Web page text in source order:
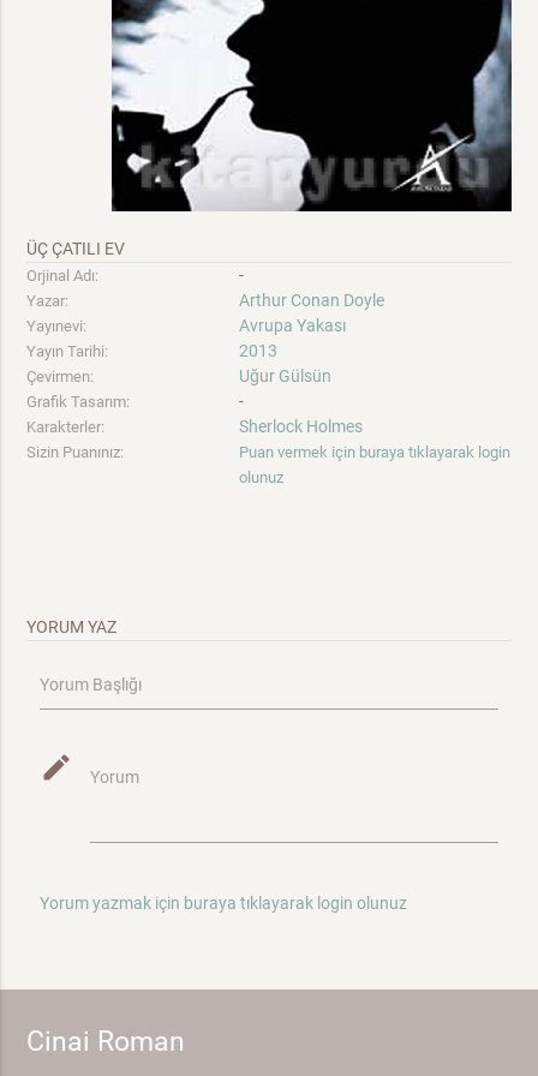
ÜÇ ÇATILI EV
Orjinal Adı: -
Yazar: Arthur Conan Doyle
Yayınevi: Avrupa Yakası
Yayın Tarihi: 2013
Çevirmen: Uğur Gülsün
Grafik Tasarım: -
Karakterler: Sherlock Holmes
Sizin Puanınız:
Puan vermek için buraya tıklayarak login
olunuz
YORUM YAZ
Yorum Başlığı
mode_edit Yorum
Yorum yazmak için buraya tıklayarak login olunuz
Cinai Roman